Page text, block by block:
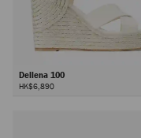
Dellena 100
HK$6,890